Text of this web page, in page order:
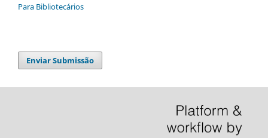
Para Bibliotecários
Enviar Submissão